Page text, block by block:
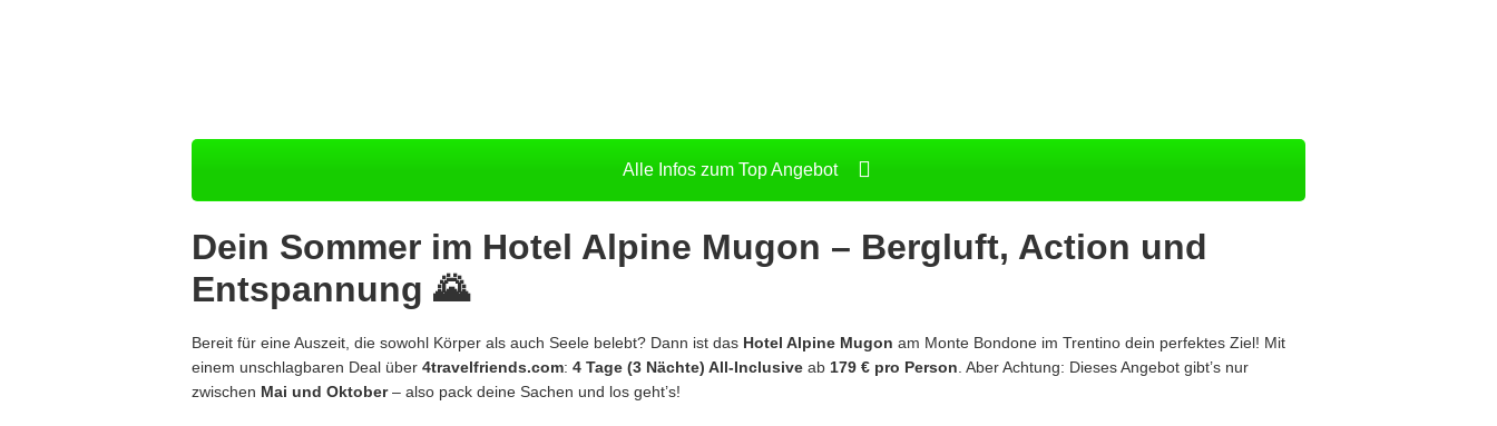
Alle Infos zum Top Angebot
Dein Sommer im Hotel Alpine Mugon – Bergluft, Action und
Entspannung 🌄
Bereit für eine Auszeit, die sowohl Körper als auch Seele belebt? Dann ist das Hotel Alpine Mugon am Monte Bondone im Trentino dein perfektes Ziel! Mit
einem unschlagbaren Deal über 4travelfriends.com: 4 Tage (3 Nächte) All-Inclusive ab 179 € pro Person . Aber Achtung: Dieses Angebot gibt’s nur
zwischen Mai und Oktober– also pack deine Sachen und los geht’s!